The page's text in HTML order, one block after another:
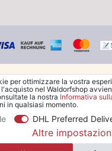
2026 Waldorfshop |Tutti
spedizione gratuita in Italia a
per ottimizzare la vostra
nel Waldorfshop
la nostra Informativa
in qualsiasi momento.
DHL Preferred
Altre